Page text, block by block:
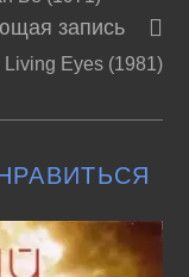
запись
Living Eyes (1981)